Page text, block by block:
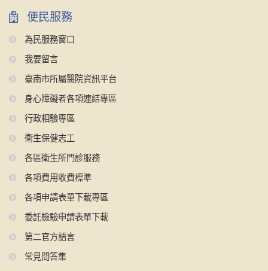
便民服務
為民服務窗口
我要留言
臺南市所屬醫院資訊平台
身心障礙者各項連結專區
行政相驗專區
衛生保健志工
各區衛生所門診服務
各項費用收費標準
各項申請表單下載專區
委託檢驗申請表單下載
第二官方語言
常見問答集